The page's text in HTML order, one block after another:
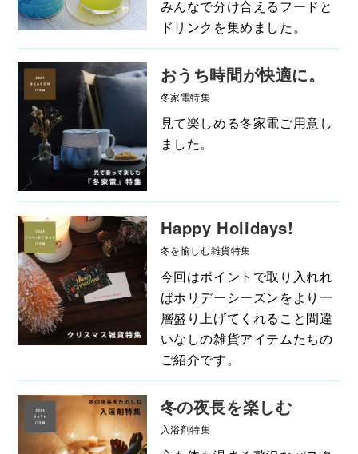
みんなで分け合えるフードと
ドリンクを集めました。
おうち時間が快適に。
冬家電特集
見て楽しめる冬家電ご用意し
ました。
Happy Holidays!
冬を愉しむ雑貨特集
今回はポイントで取り入れれ
ばホリデーシーズンをより一
層盛り上げてくれること間違
いなしの雑貨アイテムたちの
ご紹介です。
冬の夜長を楽しむ
入浴剤特集